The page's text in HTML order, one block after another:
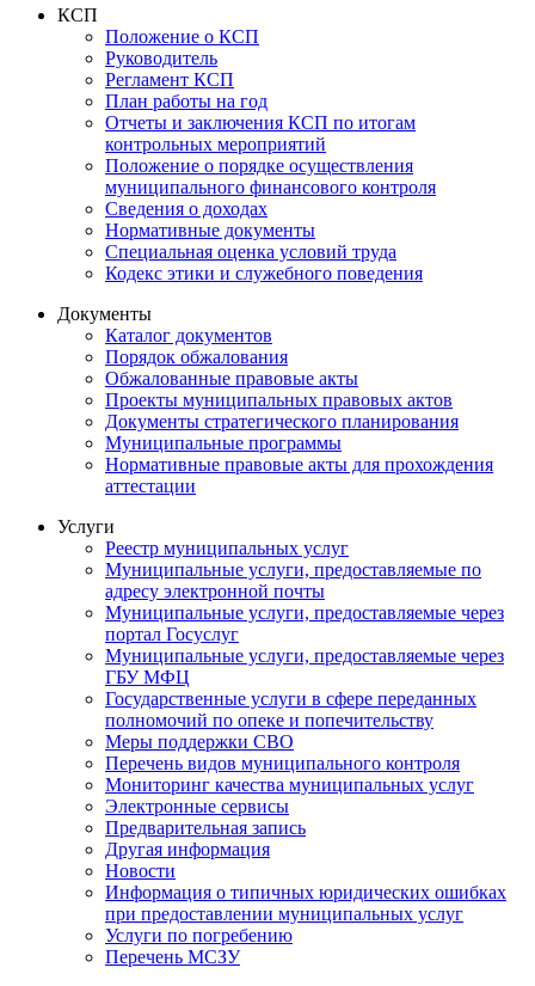
КСП
Положение о КСП
Руководитель
Регламент КСП
План работы на год
Отчеты и заключения КСП по итогам
контрольных мероприятий
Положение о порядке осуществления
муниципального финансового контроля
Сведения о доходах
Нормативные документы
Специальная оценка условий труда
Кодекс этики и служебного поведения
Документы
Каталог документов
Порядок обжалования
Обжалованные правовые акты
Проекты муниципальных правовых актов
Документы стратегического планирования
Муниципальные программы
Нормативные правовые акты для прохождения
аттестации
Услуги
Реестр муниципальных услуг
Муниципальные услуги, предоставляемые по
адресу электронной почты
Муниципальные услуги, предоставляемые через
портал Госуслуг
Муниципальные услуги, предоставляемые через
ГБУ МФЦ
Государственные услуги в сфере переданных
полномочий по опеке и попечительству
Меры поддержки СВО
Перечень видов муниципального контроля
Мониторинг качества муниципальных услуг
Электронные сервисы
Предварительная запись
Другая информация
Новости
Информация о типичных юридических ошибках
при предоставлении муниципальных услуг
Услуги по погребению
Перечень МСЗУ